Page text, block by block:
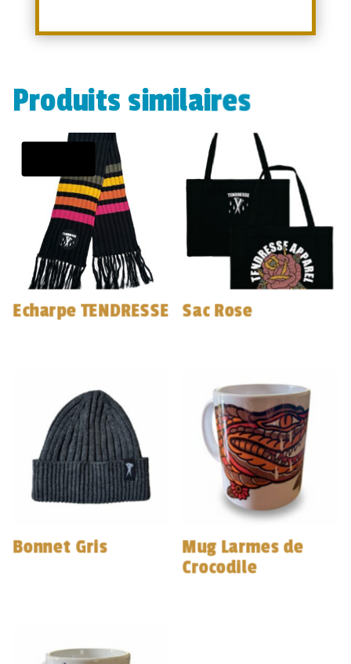
Produits similaires
Echarpe TENDRESSE Sac Rose
Bonnet Gris
Mug Larmes de
Crocodile